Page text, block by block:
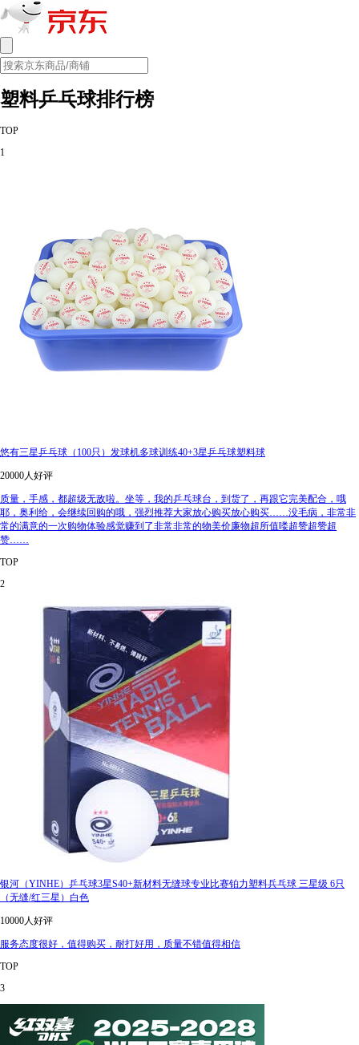
塑料乒乓球排行榜
TOP
1
悠有三星乒乓球（100只）发球机多球训练40+3星乒乓球塑料球
20000人好评
质量，手感，都超级无敌啦。坐等，我的乒乓球台，到货了，再跟它完美配合，哦
耶，奥利给，会继续回购的哦，强烈推荐大家放心购买放心购买……没毛病，非常非
常的满意的一次购物体验感觉赚到了非常非常的物美价廉物超所值喽超赞超赞超
赞……
TOP
2
银河（YINHE）乒乓球3星S40+新材料无缝球专业比赛铂力塑料兵乓球 三星级 6只
（无缝/红三星）白色
10000人好评
服务态度很好，值得购买，耐打好用，质量不错值得相信
TOP
3